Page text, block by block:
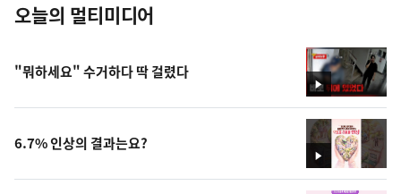
오늘의 멀티미디어
영
상
"뭐하세요" 수거하다 딱 걸렸다
영
상
6.7% 인상의 결과는요?